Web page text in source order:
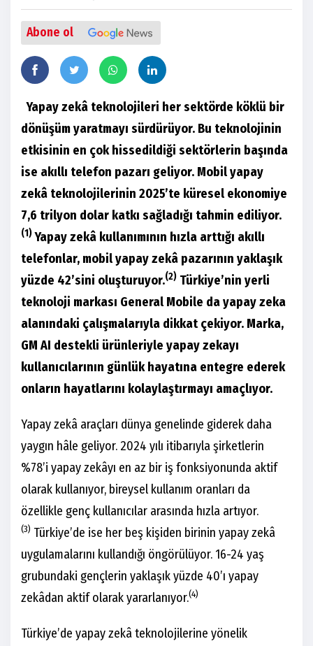
Abone ol
Yapay zekâ teknolojileri her sektörde köklü bir
dönüşüm yaratmayı sürdürüyor. Bu teknolojinin
etkisinin en çok hissedildiği sektörlerin başında
ise akıllı telefon pazarı geliyor. Mobil yapay
zekâ teknolojilerinin 2025’te küresel ekonomiye
7,6 trilyon dolar katkı sağladığı tahmin ediliyor.
(1)Yapay zekâ kullanımının hızla arttığı akıllı
telefonlar, mobil yapay zekâ pazarının yaklaşık
yüzde 42’sini oluşturuyor.(2) Türkiye’nin yerli
teknoloji markası General Mobile da yapay zeka
alanındaki çalışmalarıyla dikkat çekiyor. Marka,
GM AI destekli ürünleriyle yapay zekayı
kullanıcılarının günlük hayatına entegre ederek
onların hayatlarını kolaylaştırmayı amaçlıyor.
Yapay zekâ araçları dünya genelinde giderek daha
yaygın hâle geliyor. 2024 yılı itibarıyla şirketlerin
%78’i yapay zekâyı en az bir iş fonksiyonunda aktif
olarak kullanıyor, bireysel kullanım oranları da
özellikle genç kullanıcılar arasında hızla artıyor.
(3) Türkiye’de ise her beş kişiden birinin yapay zekâ
uygulamalarını kullandığı öngörülüyor. 16-24 yaş
grubundaki gençlerin yaklaşık yüzde 40’ı yapay
zekâdan aktif olarak yararlanıyor.(4)
Türkiye’de yapay zekâ teknolojilerine yönelik